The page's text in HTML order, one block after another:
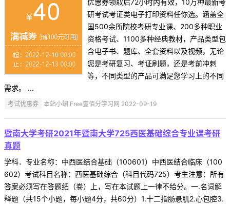
研考试考证类电子打印资料任你选。涵盖全
国500余所院校考研专业课、200多种职业
资格考试、1100多种经典教材，产品类型包
含电子书、题库、全套资料以及视频，无论
您是考研复习、考证刷题，还是考前冲刺
等，不同类型的产品可满足您学习上的不同
需求。 ...
考试优惠券 本站小编 Free壹佰分学习网 2022-09-19
暨南大学考研2021年暨南大学725西医基础综合专业课考研
真题
学科．专业名称：中西医结合基础（100601）中西医结合临床（100
602）考试科目名称：西医基础综合（科目代码725）考生注意：所有
答案必须写在答题纸（卷）上，写在本试题上一律不给分。一.名词解
释题（共15个小题，每小题4分，共60分）1.十二指肠悬肌2.心包腔3.